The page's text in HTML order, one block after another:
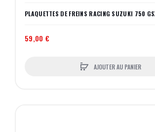
PLAQUETTES DE FREINS RACING SUZUKI 750
59,00 €
AJOUTER AU PANIER